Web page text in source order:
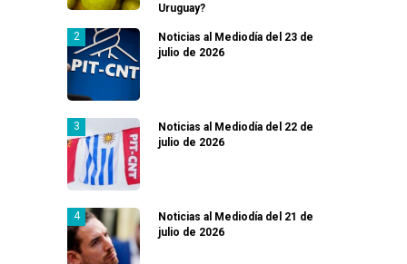
Uruguay?
Noticias al Mediodía del 23 de
julio de 2026
Noticias al Mediodía del 22 de
julio de 2026
Noticias al Mediodía del 21 de
julio de 2026